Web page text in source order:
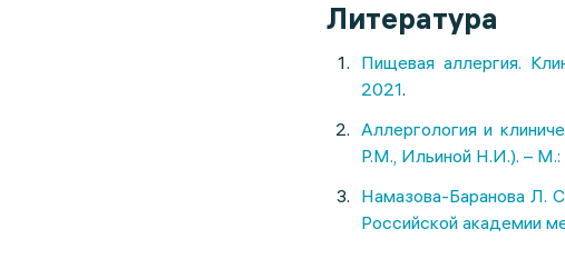
Литература
Пищевая аллергия.
2021.
Аллергология и
Р.М., Ильиной Н.И.). –
Намазова-Баранова Л.
Российской академии